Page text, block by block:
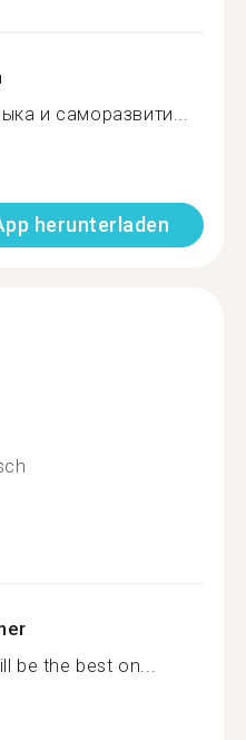
и саморазвити...
herunterladen
be the best on...